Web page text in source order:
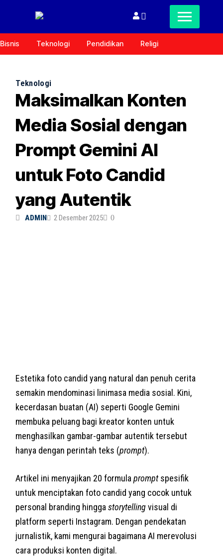
Bisnis Teknologi Pendidikan Religi
Teknologi
Maksimalkan Konten
Media Sosial dengan
Prompt Gemini AI
untuk Foto Candid
yang Autentik
ADMIN 2 Desember 2025 0
Estetika foto candid yang natural dan penuh cerita
semakin mendominasi linimasa media sosial. Kini,
kecerdasan buatan (AI) seperti Google Gemini
membuka peluang bagi kreator konten untuk
menghasilkan gambar-gambar autentik tersebut
hanya dengan perintah teks (prompt).
Artikel ini menyajikan 20 formulapromptspesifik
untuk menciptakan foto candid yang cocok untuk
personal branding hinggastorytellingvisual di
platform seperti Instagram. Dengan pendekatan
jurnalistik, kami mengurai bagaimana AI merevolusi
cara produksi konten digital.